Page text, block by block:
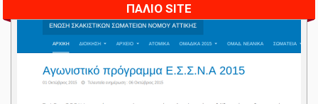
ΠΑΛΙΟ SITE